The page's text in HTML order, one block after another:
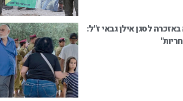
באזכרה לסגן אילן גבאי ז"ל: